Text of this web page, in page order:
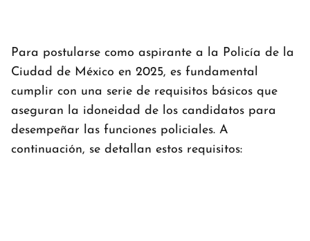
Para postularse como aspirante a la Policía de la
Ciudad de México en 2025, es fundamental
cumplir con una serie de requisitos básicos que
aseguran la idoneidad de los candidatos para
desempeñar las funciones policiales. A
continuación, se detallan estos requisitos: